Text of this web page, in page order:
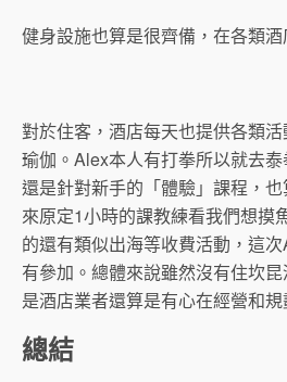
健身設施也算是很齊備，在各類
對於住客，酒店每天也提供各類
瑜伽。Alex本人有打拳所以就去
還是針對新手的「體驗」課程，
來原定1小時的課教練看我們想摸
的還有類似出海等收費活動，這
有參加。總體來說雖然沒有住坎
是酒店業者還算是有心在經營和規
總結